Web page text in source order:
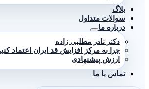
بلاگ
سوالات متداول
درباره ما
دکتر نادر مطلبی زاده
چرا به مرکز افزایش قد ایران اعتماد کنیم
ارزش پیشنهادی
تماس با ما